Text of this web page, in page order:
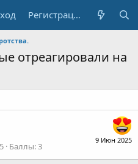
Регистрация
отреагировали на
9 Июн 2025
Баллы 3